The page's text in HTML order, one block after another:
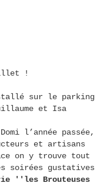
!
sur le parking
et Isa
l’année passée,
et artisans
on y trouve tout
soirées gustatives
''les Brouteuses